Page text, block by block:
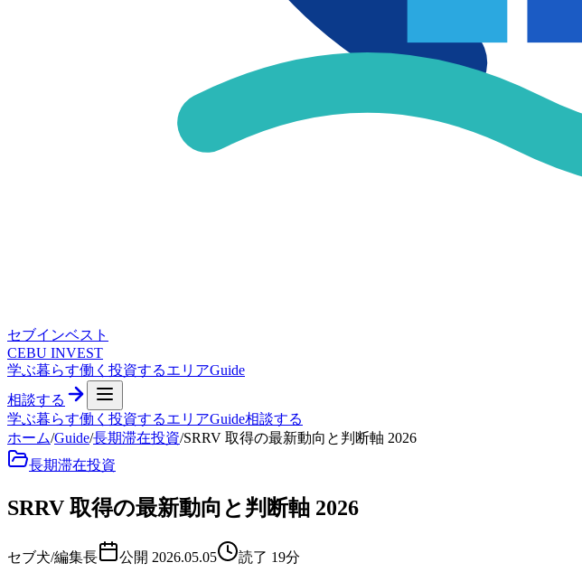
セブインベスト
CEBU INVEST
学ぶ暮らす働く 投資するエリアGuide
相談する
学ぶ暮らす働く 投資するエリアGuide相談する
ホーム/Guide/長期滞在投資/SRRV 取得の最新動向と判断軸 2026
長期滞在投資
SRRV 取得の最新動向と判断軸 2026
セブ犬/編集長 公開 2026.05.05 読了 19分